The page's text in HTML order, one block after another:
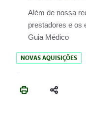
Além de nossa
prestadores e os
Guia Médico
NOVAS AQUISIÇÕES